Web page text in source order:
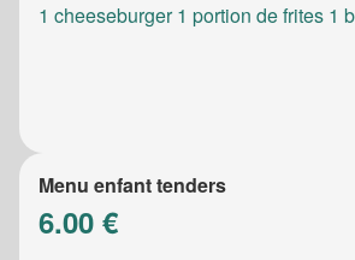
1 cheeseburger 1 portion de frites 1
Menu enfant tenders
6.00 €